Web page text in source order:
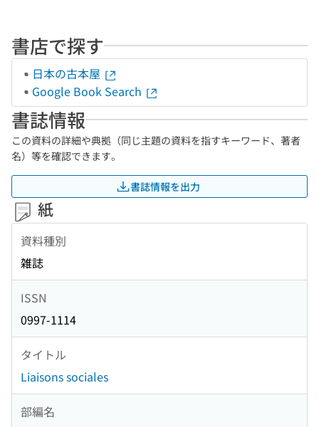
書店で探す
日本の古本屋
Google Book Search
書誌情報
この資料の詳細や典拠（同じ主題の資料を指すキーワード、著者
名）等を確認できます。
書誌情報を出力
紙
資料種別
雑誌
ISSN
0997-1114
タイトル
Liaisons sociales
部編名